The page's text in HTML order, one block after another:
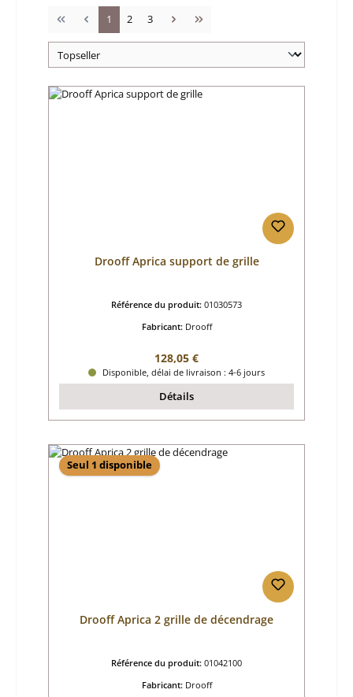
Page
1 Page
2 Page
3
Drooff Aprica support de grille
Référence du produit: 01030573
Fabricant: Drooff
Prix régulier :
128,05 €
Disponible, délai de livraison : 4-6 jours
Détails
Seul 1 disponible
Drooff Aprica 2 grille de décendrage
Référence du produit: 01042100
Fabricant: Drooff